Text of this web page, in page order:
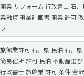
開業 リフォーム 行政書士 石
業融資 事業計画書 開業 許可
プ
旅館業許可 石川県 民泊 石川
簡易宿所 許可 民泊 不動産選
行政書士 旅館業 許可 条件 金